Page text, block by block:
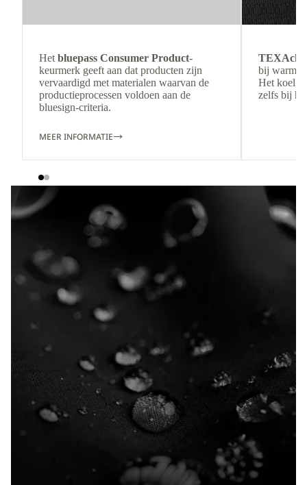
Het bluepass Consumer Product-
keurmerk geeft aan dat producten zijn
vervaardigd met materialen waarvan de
productieprocessen voldoen aan de
bluesign-criteria.
MEER INFORMATIE
bij warm
Het koel
zelfs bij